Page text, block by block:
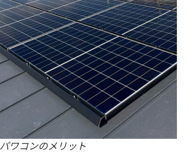
ワコンのメリット